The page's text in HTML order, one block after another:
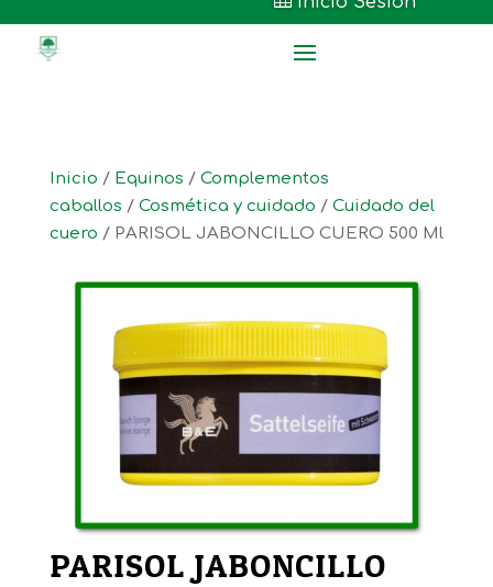
Inicio / Equinos / Complementos
caballos / Cosmética y cuidado / Cuidado del
cuero / PARISOL JABONCILLO CUERO 500 Ml
PARISOL JABONCILLO